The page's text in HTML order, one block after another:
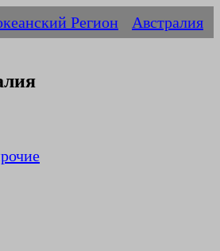
Регион Австралия